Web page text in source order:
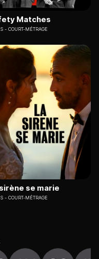
Matches
COURT-MÉTRAGE
se marie
COURT-MÉTRAGE